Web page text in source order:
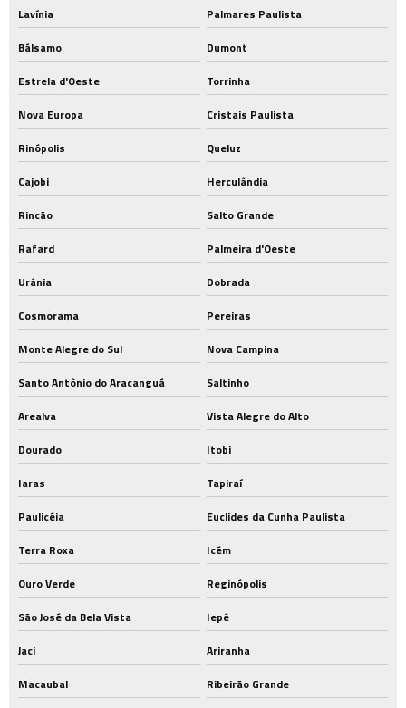
Lavínia
Palmares Paulista
Bálsamo
Dumont
Estrela d'Oeste
Torrinha
Nova Europa
Cristais Paulista
Rinópolis
Queluz
Cajobi
Herculândia
Rincão
Salto Grande
Rafard
Palmeira d'Oeste
Urânia
Dobrada
Cosmorama
Pereiras
Monte Alegre do Sul
Nova Campina
Santo Antônio do Aracanguá
Saltinho
Arealva
Vista Alegre do Alto
Dourado
Itobi
Iaras
Tapiraí
Paulicéia
Euclides da Cunha Paulista
Terra Roxa
Icém
Ouro Verde
Reginópolis
São José da Bela Vista
Iepê
Jaci
Ariranha
Macaubal
Ribeirão Grande